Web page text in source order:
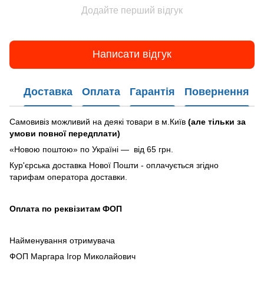
Додайте перший відгук
Написати відгук
Доставка Оплата Гарантія Повернення
Самовивіз можливий на деякі товари в м.Київ (але тільки за
умови повної передплати)
«Новою поштою» по Україні — від 65 грн.
Кур'єрська доставка Нової Пошти - оплачується згідно
тарифам оператора доставки.
Оплата по реквізитам ФОП
Найменування отримувача
ФОП Маргара Ігор Миколайович